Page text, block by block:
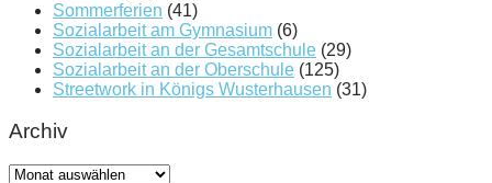
Sommerferien (41)
Sozialarbeit am Gymnasium (6)
Sozialarbeit an der Gesamtschule (29)
Sozialarbeit an der Oberschule (125)
Streetwork in Königs Wusterhausen (31)
Archiv
Archiv